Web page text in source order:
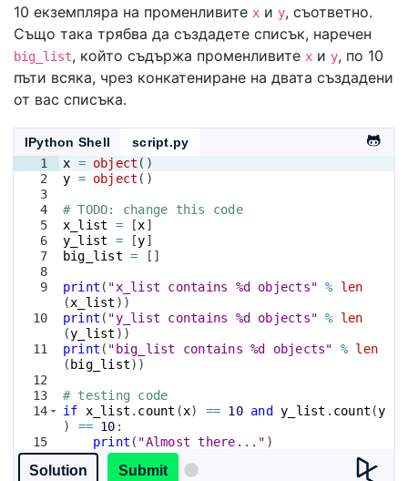
10 екземпляра на променливите x и y, съответно.
Също така трябва да създадете списък, наречен
big_list, който съдържа променливите x и y, по 10
пъти всяка, чрез конкатениране на двата създадени
от вас списъка.
IPython Shell
script.py
1
2
3
4
5
6
7
8
9
10
11
12
13
14
15
16
x = object ( )
y = object ( )
# TODO: change this code
x_list
= [x]
y_list
= [y]
big_list = [ ]
print ( "x_list contains %d objects" %
len
(x_list ))
print ( "y_list contains %d objects" %
len
(y_list ))
print ( "big_list contains %d objects" % len
( big_list))
# testing code
if
x_list . count (x) == 10 and y_list . count (y
)
== 10 :
print ( "Almost there..." )
if big_list.count
.count y) == 10
Solution Submit